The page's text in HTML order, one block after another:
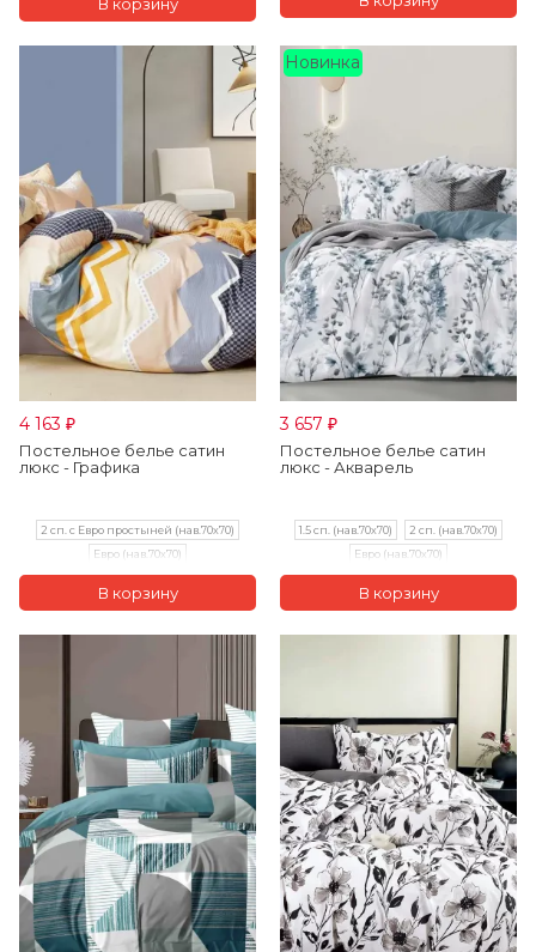
4 163 ₽
Постельное белье сатин
люкс - Графика
2 сп. с Евро простыней (нав.70х70)
Евро (нав.70х70)
Новинка
3 657 ₽
Постельное белье сатин
люкс - Акварель
1.5 сп. (нав.70х70)
2 сп. (нав.70х70)
Евро (нав.70х70)
Семейный (нав.70х70)